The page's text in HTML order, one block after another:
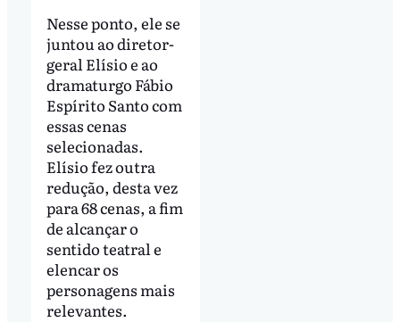
Nesse ponto, ele se
juntou ao diretor-
geral Elísio e ao
dramaturgo Fábio
Espírito Santo com
essas cenas
selecionadas.
Elísio fez outra
redução, desta vez
para 68 cenas, a fim
de alcançar o
sentido teatral e
elencar os
personagens mais
relevantes.